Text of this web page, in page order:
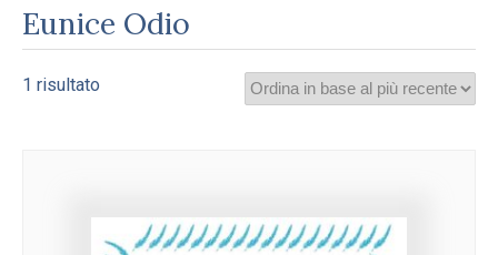
Eunice Odio
1 risultato